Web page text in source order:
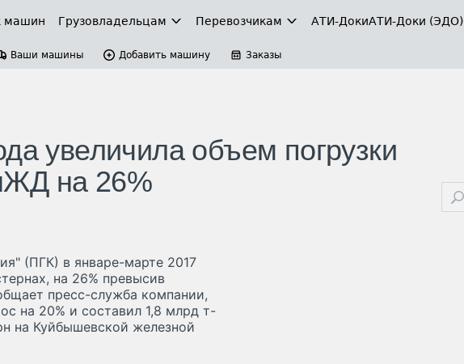
машин Грузовладельцам Перевозчикам АТИ-ДокиАТИ-Доки (ЭДО)
Ваши машины Добавить машину Заказы
увеличила объем погрузки
на 26%
(ПГК) в январе-марте 2017
на 26% превысив
пресс-служба компании,
на 20% и составил 1,8 млрд т-
на Куйбышевской железной